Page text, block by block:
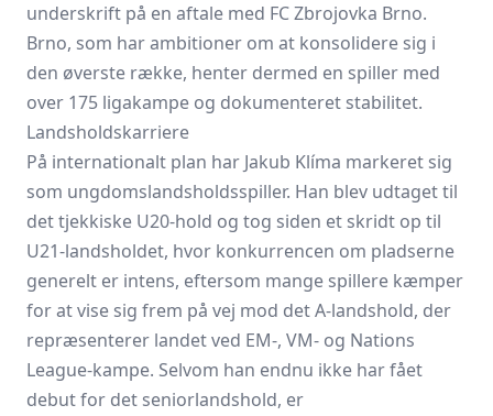
underskrift på en aftale med FC Zbrojovka Brno.
Brno, som har ambitioner om at konsolidere sig i
den øverste række, henter dermed en spiller med
over 175 ligakampe og dokumenteret stabilitet.
Landsholdskarriere
På internationalt plan har Jakub Klíma markeret sig
som ungdomslandsholdsspiller. Han blev udtaget til
det tjekkiske U20-hold og tog siden et skridt op til
U21-landsholdet, hvor konkurrencen om pladserne
generelt er intens, eftersom mange spillere kæmper
for at vise sig frem på vej mod det A-landshold, der
repræsenterer landet ved EM-, VM- og Nations
League-kampe. Selvom han endnu ikke har fået
debut for det seniorlandshold, er